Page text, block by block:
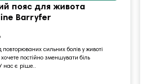
пояс для живота
Barryfer
повторюваних сильних болів у животі
постійно зменшувати біль
нас є ріше..